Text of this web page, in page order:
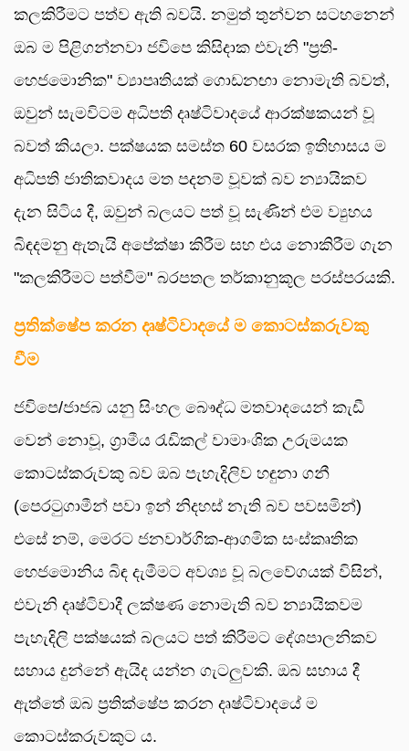
කලකිරීමට පත්ව ඇති බවයි. නමුත් තුන්වන සටහනෙන්
ඔබ ම පිළිගන්නවා ජවිපෙ කිසිදාක එවැනි "ප්‍රති-
හෙජමොනික" ව්‍යාපෘතියක් ගොඩනඟා නොමැති බවත්,
ඔවුන් සැමවිටම අධිපති දෘෂ්ටිවාදයේ ආරක්ෂකයන් වූ
බවත් කියලා. පක්ෂයක සමස්ත 60 වසරක ඉතිහාසය ම
අධිපති ජාතිකවාදය මත පදනම් වූවක් බව න්‍යායිකව
දැන සිටිය දී, ඔවුන් බලයට පත් වූ සැණින් එම ව්‍යුහය
බිඳදමනු ඇතැයි අපේක්ෂා කිරීම සහ එය නොකිරීම ගැන
"කලකිරීමට පත්වීම" බරපතල තර්කානුකූල පරස්පරයකි.
ප්‍රතික්ෂේප කරන දෘෂ්ටිවාදයේ ම කොටස්කරුවකු
වීම
ජවිපෙ/ජාජබ යනු සිංහල බෞද්ධ මතවාදයෙන් කැඩී
වෙන් නොවූ, ග්‍රාමීය රැඩිකල් වාමාංශික උරුමයක
කොටස්කරුවකු බව ඔබ පැහැදිලිව හඳුනා ගනී
(පෙරටුගාමීන් පවා ඉන් නිදහස් නැති බව පවසමින්)
එසේ නම්, මෙරට ජනවාර්ගික-ආගමික සංස්කෘතික
හෙජමොනිය බිඳ දැමීමට අවශ්‍ය වූ බලවේගයක් විසින්,
එවැනි දෘෂ්ටිවාදී ලක්ෂණ නොමැති බව න්‍යායිකවම
පැහැදිලි පක්ෂයක් බලයට පත් කිරීමට දේශපාලනිකව
සහාය දුන්නේ ඇයිද යන්න ගැටලුවකි. ඔබ සහාය දී
ඇත්තේ ඔබ ප්‍රතික්ෂේප කරන දෘෂ්ටිවාදයේ ම
කොටස්කරුවකුට ය.